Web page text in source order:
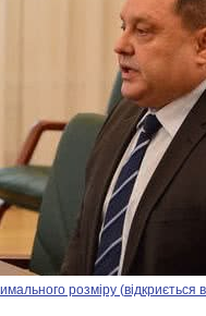
розміру (відкриється в